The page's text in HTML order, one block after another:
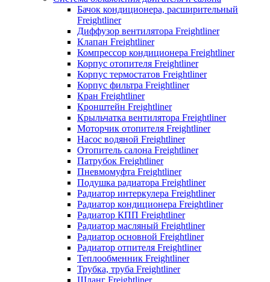
Бачок кондиционера, расширительный
Freightliner
Диффузор вентилятора Freightliner
Клапан Freightliner
Компрессор кондиционера Freightliner
Корпус отопителя Freightliner
Корпус термостатов Freightliner
Корпус фильтра Freightliner
Кран Freightliner
Кронштейн Freightliner
Крыльчатка вентилятора Freightliner
Моторчик отопителя Freightliner
Насос водяной Freightliner
Отопитель салона Freightliner
Патрубок Freightliner
Пневмомуфта Freightliner
Подушка радиатора Freightliner
Радиатор интеркулера Freightliner
Радиатор кондиционера Freightliner
Радиатор КПП Freightliner
Радиатор масляный Freightliner
Радиатор основной Freightliner
Радиатор отпителя Freightliner
Теплообменник Freightliner
Трубка, труба Freightliner
Шланг Freightliner